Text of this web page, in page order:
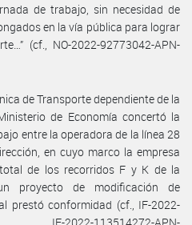
de trabajo, sin necesidad de
en la vía pública para lograr
(cf., NO-2022-92773042-APN-
de Transporte dependiente de la
de Economía concertó la
entre la operadora de la línea 28
en cuyo marco la empresa
de los recorridos F y K de la
proyecto de modificación de
prestó conformidad (cf., IF-2022-
IF-2022-113514272-APN-